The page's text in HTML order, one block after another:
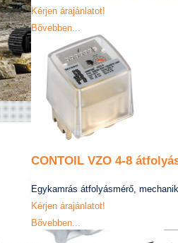
Kérjen árajánlatot!
Bővebben...
CONTOIL VZO 4-8
Egykamrás átfolyásmérő,
Kérjen árajánlatot!
Bővebben...